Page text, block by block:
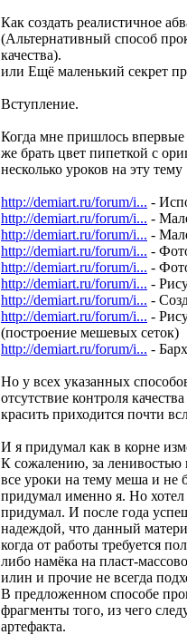
Как создать реалистичное
(Альтернативный способ
качества).
или Ещё маленький секрет
Вступление.
Когда мне пришлось впервые
же брать цвет пипеткой с
несколько уроков на эту тему
http://demiart.ru/forum/i... -
http://demiart.ru/forum/i... -
http://demiart.ru/forum/i... -
http://demiart.ru/forum/i... -
http://demiart.ru/forum/i... -
http://demiart.ru/forum/i... -
http://demiart.ru/forum/i... -
http://demiart.ru/forum/i... -
(построение мешевых сеток)
http://demiart.ru/forum/i... -
Но у всех указанных
отсутствие контроля
красить приходится почти
И я придумал как в корне
К сожалению, за ленивостью
все уроки на тему меша и не
придумал именно я. Но хотел
придумал. И после года
надеждой, что данный
когда от работы требуется
либо намёка на пласт-
илин и прочие не всегда
В предложенном способе
фрагменты того, из чего
артефакта.